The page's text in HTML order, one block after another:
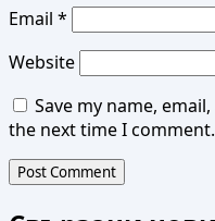
Email *
Website
Save my name,
the next time I comment.